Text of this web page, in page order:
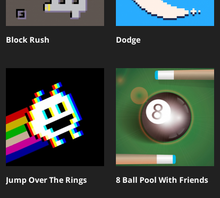
Block Rush Dodge
Jump Over The Rings 8 Ball Pool With Friends